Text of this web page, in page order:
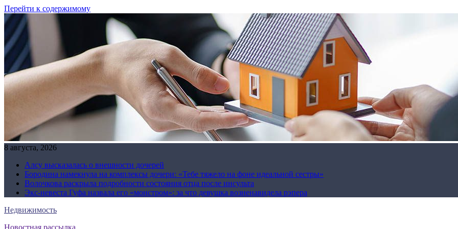
Перейти к содержимому
8 августа, 2026
Алсу высказалась о внешности дочерей
Бородина намекнула на комплексы дочери: «Тебе тяжело на фоне идеальной сестры»
Волочкова раскрыла подробности состояния отца после инсульта
Экс-невеста Гуфа назвала его «монстром»: за что девушка возненавидела рэпера
Недвижимость
Новостная рассылка